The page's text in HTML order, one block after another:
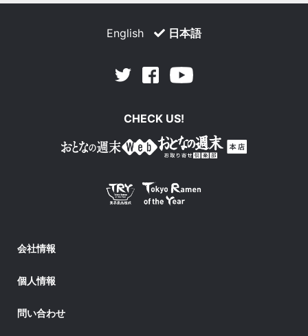
English 日本語
Twitter Facebook
CHECK US!
会社情報
個人情報
問い合わせ